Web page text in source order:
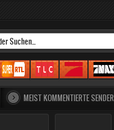
KALITEPRO
TV
5 6 7
MEIST KOMMENTIERTE SENDER